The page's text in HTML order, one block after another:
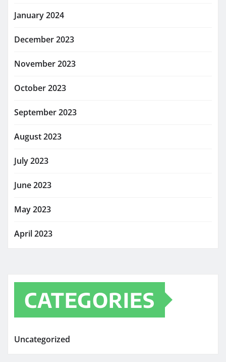
January 2024
December 2023
November 2023
October 2023
September 2023
August 2023
July 2023
June 2023
May 2023
April 2023
CATEGORIES
Uncategorized